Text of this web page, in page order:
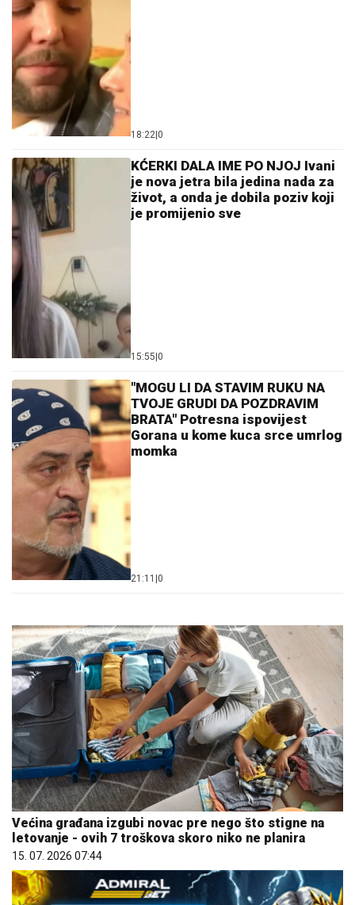
18:22 0
KĆERKI DALA IME PO NJOJ Ivani
je nova jetra bila jedina nada za
život, a onda je dobila poziv koji
je promijenio sve
15:55 0
"MOGU LI DA STAVIM RUKU NA
TVOJE GRUDI DA POZDRAVIM
BRATA" Potresna ispovijest
Gorana u kome kuca srce umrlog
momka
21:11 0
Većina građana izgubi novac pre nego što stigne na
letovanje - ovih 7 troškova skoro niko ne planira
15. 07. 2026 07:44